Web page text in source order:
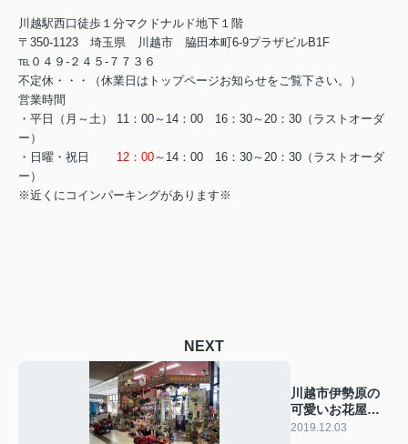
川越駅西口徒歩１分マクドナルド地下１階
〒350-1123 埼玉県 川越市 脇田本町6-9プラザビルB1F
℡０４９-２４５-７７３６
不定休・・・（休業日はトップページお知らせをご覧下さい。）
営業時間
・平日（月～土） 11：00～14：00 16：30～20：30（ラストオーダ
ー）
・日曜・祝日 12：00～14：00 16：30～20：30（ラストオーダ
ー）
※近くにコインパーキングがあります※
NEXT
川越市伊勢原の
可愛いお花屋さ
んフローリスト
2019.12.03